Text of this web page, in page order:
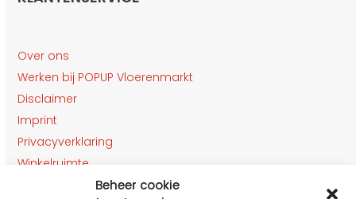
Beheer cookie
Over ons
Werken bij POPUP Vloerenmarkt
Disclaimer
Imprint
Privacyverklaring
Winkelruimte
Klantenservice